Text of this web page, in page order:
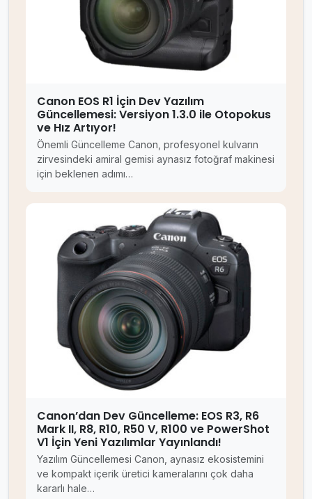
Canon EOS R1 İçin Dev Yazılım
Güncellemesi: Versiyon 1.3.0 ile Otopokus
ve Hız Artıyor!
Önemli Güncelleme Canon, profesyonel kulvarın
zirvesindeki amiral gemisi aynasız fotoğraf makinesi
için beklenen adımı…
Canon’dan Dev Güncelleme: EOS R3, R6
Mark II, R8, R10, R50 V, R100 ve PowerShot
V1 İçin Yeni Yazılımlar Yayınlandı!
Yazılım Güncellemesi Canon, aynasız ekosistemini
ve kompakt içerik üretici kameralarını çok daha
kararlı hale…